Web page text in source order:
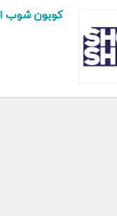
كوبون شوب اند